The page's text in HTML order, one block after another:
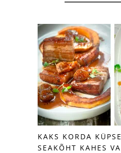
KAKS KORDA
SEAKÕHT KAHES